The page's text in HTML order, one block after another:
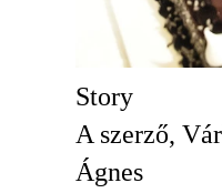
Story
A szerző,
Ágnes